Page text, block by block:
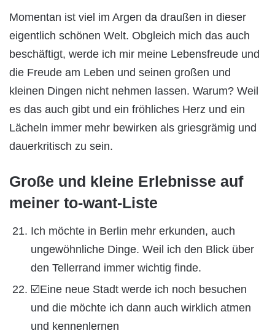
Momentan ist viel im Argen da draußen in dieser
eigentlich schönen Welt. Obgleich mich das auch
beschäftigt, werde ich mir meine Lebensfreude und
die Freude am Leben und seinen großen und
kleinen Dingen nicht nehmen lassen. Warum? Weil
es das auch gibt und ein fröhliches Herz und ein
Lächeln immer mehr bewirken als griesgrämig und
dauerkritisch zu sein.
Große und kleine Erlebnisse auf
meiner to-want-Liste
Ich möchte in Berlin mehr erkunden, auch
ungewöhnliche Dinge. Weil ich den Blick über
den Tellerrand immer wichtig finde.
☑️Eine neue Stadt werde ich noch besuchen
und die möchte ich dann auch wirklich atmen
und kennenlernen